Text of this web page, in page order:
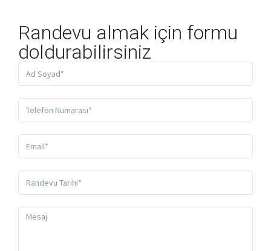
Randevu almak için formu
doldurabilirsiniz